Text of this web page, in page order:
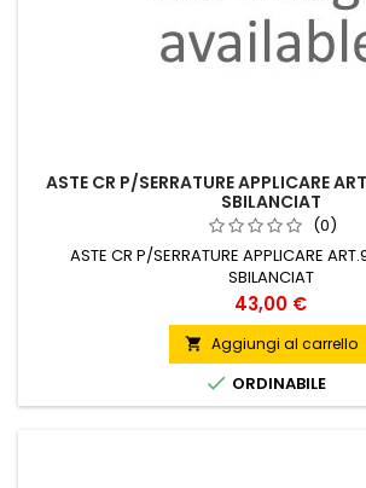
ASTE CR P/SERRATURE APPLICARE
SBILANCIAT
(0)
ASTE CR P/SERRATURE APPLICARE
SBILANCIAT
Prezzo
43,00 €
 Aggiungi al carrello
 ORDINABILE